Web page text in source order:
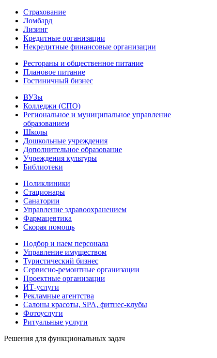
Страхование
Ломбард
Лизинг
Кредитные организации
Некредитные финансовые организации
Рестораны и общественное питание
Плановое питание
Гостиничный бизнес
ВУЗы
Колледжи (СПО)
Региональное и муниципальное управление
образованием
Школы
Дошкольные учреждения
Дополнительное образование
Учреждения культуры
Библиотеки
Поликлиники
Стационары
Санатории
Управление здравоохранением
Фармацевтика
Скорая помощь
Подбор и наем персонала
Управление имуществом
Туристический бизнес
Сервисно-ремонтные организации
Проектные организации
ИТ-услуги
Рекламные агентства
Салоны красоты, SPA, фитнес-клубы
Фотоуслуги
Ритуальные услуги
Решения для функциональных задач